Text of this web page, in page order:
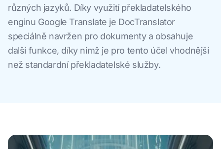
různých jazyků. Díky využití překladatelského
enginu Google Translate je DocTranslator
speciálně navržen pro dokumenty a obsahuje
další funkce, díky nimž je pro tento účel vhodnější
než standardní překladatelské služby.